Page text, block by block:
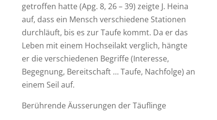
getroffen hatte (Apg. 8, 26 – 39) zeigte J. Heina
auf, dass ein Mensch verschiedene Stationen
durchläuft, bis es zur Taufe kommt. Da er das
Leben mit einem Hochseilakt verglich, hängte
er die verschiedenen Begriffe (Interesse,
Begegnung, Bereitschaft … Taufe, Nachfolge) an
einem Seil auf.
Berührende Äusserungen der Täuflinge